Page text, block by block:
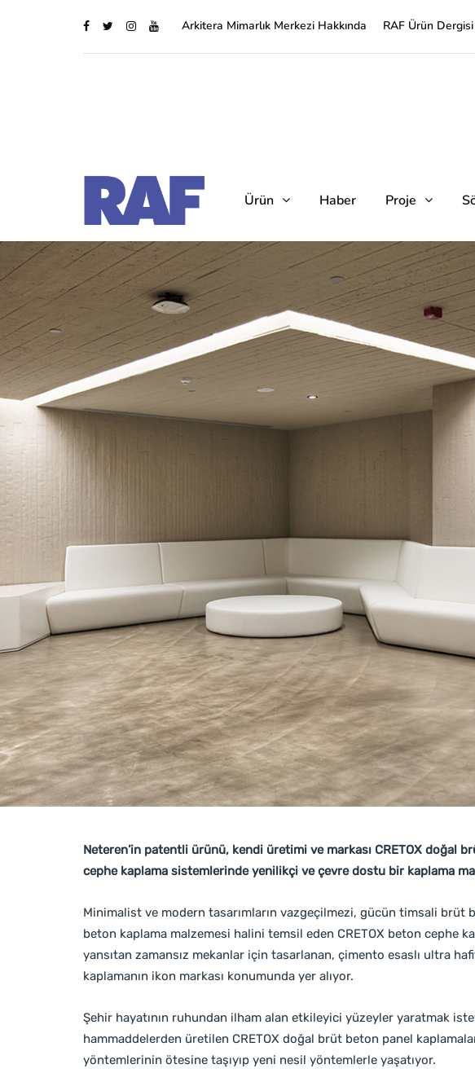
Arkitera Mimarlık Merkezi Hakkında RAF Ürün Dergisi
Ürün Haber Proje
Neteren’in patentli ürünü, kendi üretimi ve markası CRETOX doğal
cephe kaplama sistemlerinde yenilikçi ve çevre dostu bir kaplama
Minimalist ve modern tasarımların vazgeçilmezi, gücün timsali brüt
beton kaplama malzemesi halini temsil eden CRETOX beton cephe
yansıtan zamansız mekanlar için tasarlanan, çimento esaslı ultra
kaplamanın ikon markası konumunda yer alıyor.
Şehir hayatının ruhundan ilham alan etkileyici yüzeyler yaratmak
hammaddelerden üretilen CRETOX doğal brüt beton panel
yöntemlerinin ötesine taşıyıp yeni nesil yöntemlerle yaşatıyor.